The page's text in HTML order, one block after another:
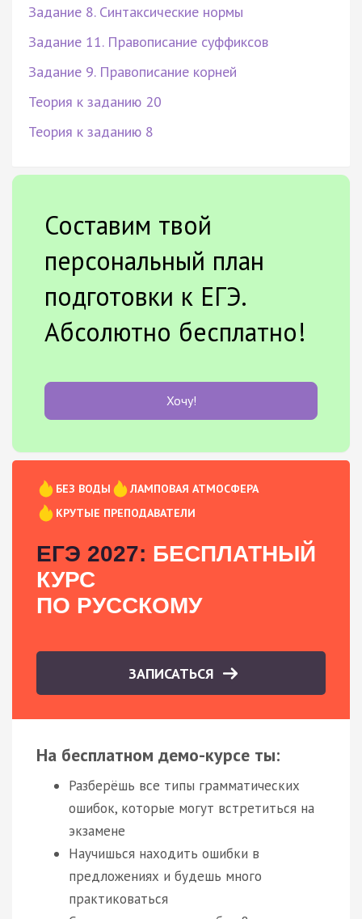
Задание 8. Синтаксические нормы
Задание 11. Правописание суффиксов
Задание 9. Правописание корней
Теория к заданию 20
Теория к заданию 8
Составим твой
персональный план
подготовки к ЕГЭ.
Абсолютно бесплатно!
Хочу!
БЕЗ ВОДЫ
ЛАМПОВАЯ АТМОСФЕРА
КРУТЫЕ ПРЕПОДАВАТЕЛИ
ЕГЭ 2027: БЕСПЛАТНЫЙ
КУРС
ПО РУССКОМУ
ЗАПИСАТЬСЯ
На бесплатном демо-курсе ты:
Разберёшь все типы грамматических
ошибок, которые могут встретиться на
экзамене
Научишься находить ошибки в
предложениях и будешь много
практиковаться